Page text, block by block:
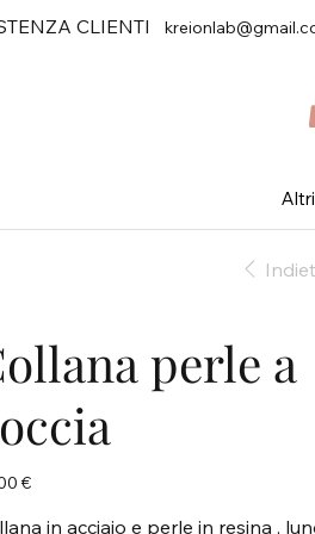
CLIENTI
perle a
€
in acciaio e perle in resina ,